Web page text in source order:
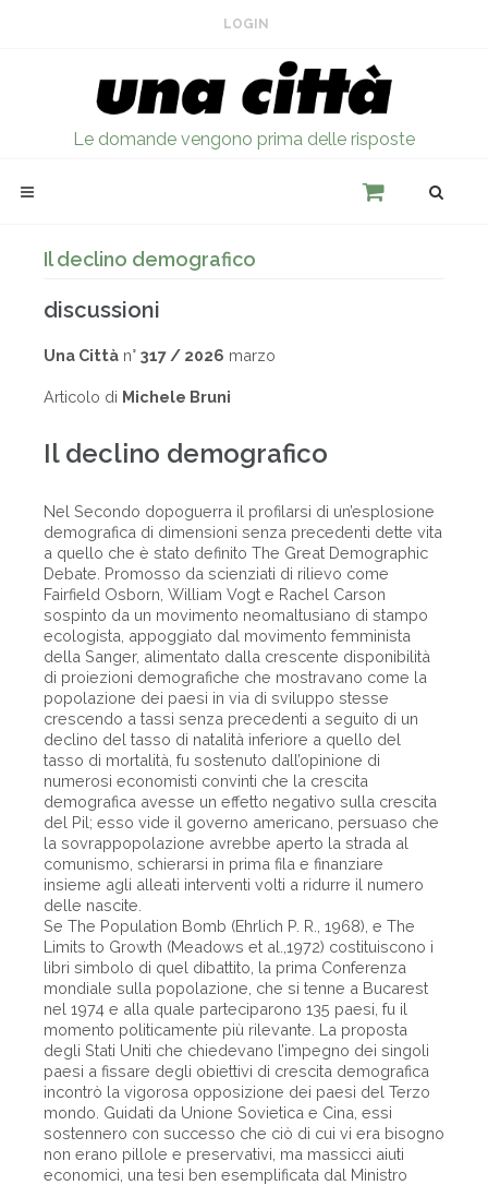
LOGIN
Le domande vengono prima delle risposte
Il declino demografico
discussioni
Una Città n° 317 / 2026 marzo
Articolo di Michele Bruni
Il declino demografico
Nel Secondo dopoguerra il profilarsi di un’esplosione
demografica di dimensioni senza precedenti dette vita
a quello che è stato definito The Great Demographic
Debate. Promosso da scienziati di rilievo come
Fairfield Osborn, William Vogt e Rachel Carson
sospinto da un movimento neomaltusiano di stampo
ecologista, appoggiato dal movimento femminista
della Sanger, alimentato dalla crescente disponibilità
di proiezioni demografiche che mostravano come la
popolazione dei paesi in via di sviluppo stesse
crescendo a tassi senza precedenti a seguito di un
declino del tasso di natalità inferiore a quello del
tasso di mortalità, fu sostenuto dall’opinione di
numerosi economisti convinti che la crescita
demografica avesse un effetto negativo sulla crescita
del Pil; esso vide il governo americano, persuaso che
la sovrappopolazione avrebbe aperto la strada al
comunismo, schierarsi in prima fila e finanziare
insieme agli alleati interventi volti a ridurre il numero
delle nascite.
Se The Population Bomb (Ehrlich P. R., 1968), e The
Limits to Growth (Meadows et al.,1972) costituiscono i
libri simbolo di quel dibattito, la prima Conferenza
mondiale sulla popolazione, che si tenne a Bucarest
nel 1974 e alla quale parteciparono 135 paesi, fu il
momento politicamente più rilevante. La proposta
degli Stati Uniti che chiedevano l’impegno dei singoli
paesi a fissare degli obiettivi di crescita demografica
incontrò la vigorosa opposizione dei paesi del Terzo
mondo. Guidati da Unione Sovietica e Cina, essi
sostennero con successo che ciò di cui vi era bisogno
non erano pillole e preservativi, ma massicci aiuti
economici, una tesi ben esemplificata dal Ministro